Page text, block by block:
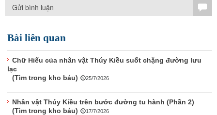
Gửi bình luận
Bài liên quan
Chữ Hiếu của nhân vật Thúy Kiều suốt chặng đường lưu
lạc
(Tìm trong kho báu)
25/7/2026
Nhân vật Thúy Kiều trên bước đường tu hành (Phần 2)
(Tìm trong kho báu)
17/7/2026